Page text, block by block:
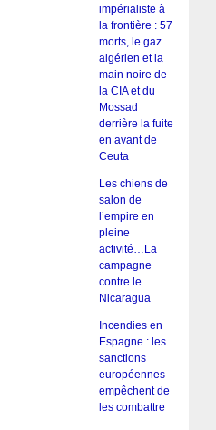
impérialiste à
la frontière : 57
morts, le gaz
algérien et la
main noire de
la CIA et du
Mossad
derrière la fuite
en avant de
Ceuta
Les chiens de
salon de
l’empire en
pleine
activité…La
campagne
contre le
Nicaragua
Incendies en
Espagne : les
sanctions
européennes
empêchent de
les combattre